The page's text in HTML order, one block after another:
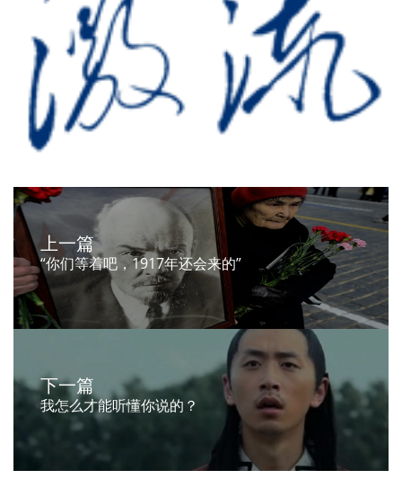
上一篇
“你们等着吧，1917年还会来的”
下一篇
我怎么才能听懂你说的？